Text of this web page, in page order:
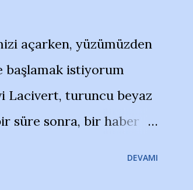
açarken, yüzümüzden
başlamak istiyorum
Lacivert, turuncu beyaz
süre sonra, bir haber
DEVAMI